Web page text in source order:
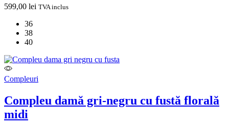
599,00 lei TVA inclus
36
38
40
Compleuri
Compleu damă gri-negru cu fustă florală
midi